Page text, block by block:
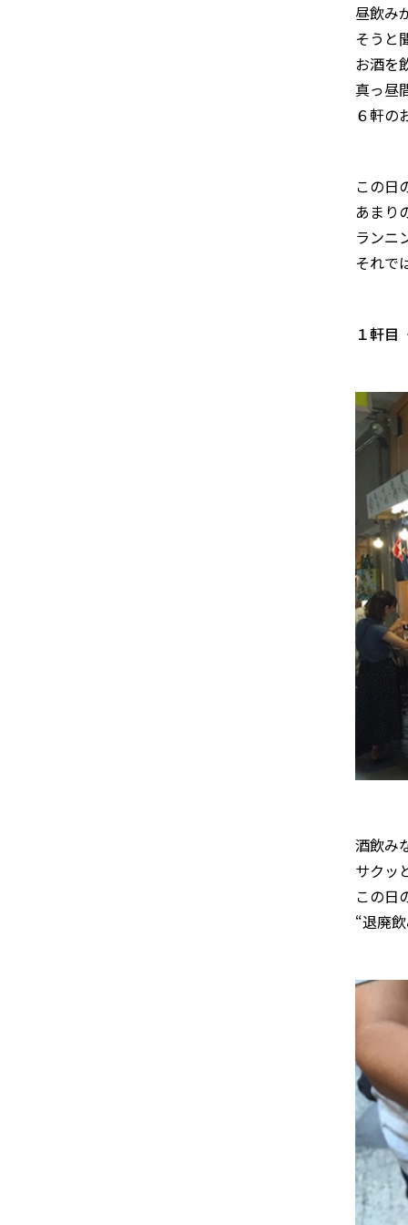
昼飲み
そうと
お酒を
真っ昼
６軒の
この日
あまり
ランニ
それで
１軒
酒飲み
サクッ
この日
“退廃